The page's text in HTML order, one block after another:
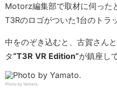
Motorz編集部で取材に伺った
T3Rのロゴがついた1台のトラ
中をのぞき込むと、古賀さん
タ“T3R VR Edition”が鎮座し
Photo by Yamato.